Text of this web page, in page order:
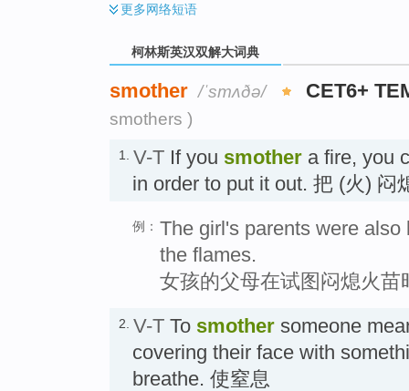
更多网络短语
柯林斯英汉双解大词典
smother /ˈsmʌðə/ CET6+
smothers )
1. V-T If you smother a fire, you
in order to put it out. 把 (火) 闷
例： The girl's parents were
the flames.
女孩的父母在试图闷熄火苗
2. V-T To smother someone
covering their face with
breathe. 使窒息